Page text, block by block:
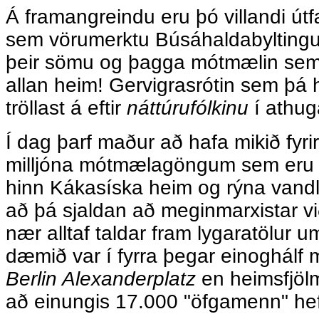
Á framangreindu eru þó villandi
sem vörumerktu
þeir sömu og þagga mótmælin
allan heim! Gervigrasrótin sem þá
tröllast á eftir náttúrufólkinu í
Í dag þarf maður að hafa mikið
milljóna mótmælagöngum sem
hinn Kákasíska heim og rýna
að þá sjaldan að meginmarxistar
nær alltaf taldar fram lygaratölur
dæmið var í fyrra þegar einoghálf
Berlin Alexanderplatz en
að einungis 17.000 "öfgamenn"